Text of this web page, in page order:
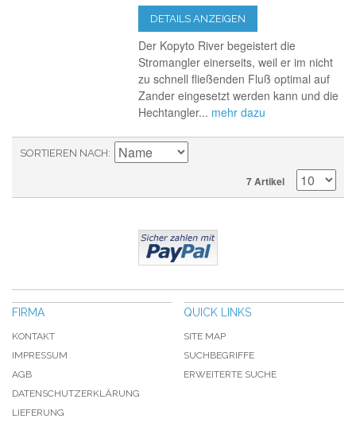
DETAILS ANZEIGEN
Der Kopyto River begeistert die
Stromangler einerseits, weil er im nicht
zu schnell fließenden Fluß optimal auf
Zander eingesetzt werden kann und die
Hechtangler... mehr dazu
SORTIEREN NACH
7 Artikel
FIRMA
KONTAKT
IMPRESSUM
AGB
DATENSCHUTZERKLÄRUNG
LIEFERUNG
QUICK LINKS
SITE MAP
SUCHBEGRIFFE
ERWEITERTE SUCHE